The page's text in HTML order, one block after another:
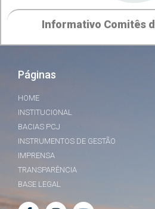
Informativo Comitês
Páginas
HOME
INSTITUCIONAL
BACIAS PCJ
INSTRUMENTOS DE GESTÃO
IMPRENSA
TRANSPARÊNCIA
BASE LEGAL